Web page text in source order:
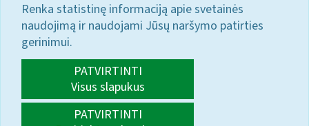
Renka statistinę informaciją apie svetainės
naudojimą ir naudojami Jūsų naršymo patirties
gerinimui.
PATVIRTINTI
Visus slapukus
PATVIRTINTI